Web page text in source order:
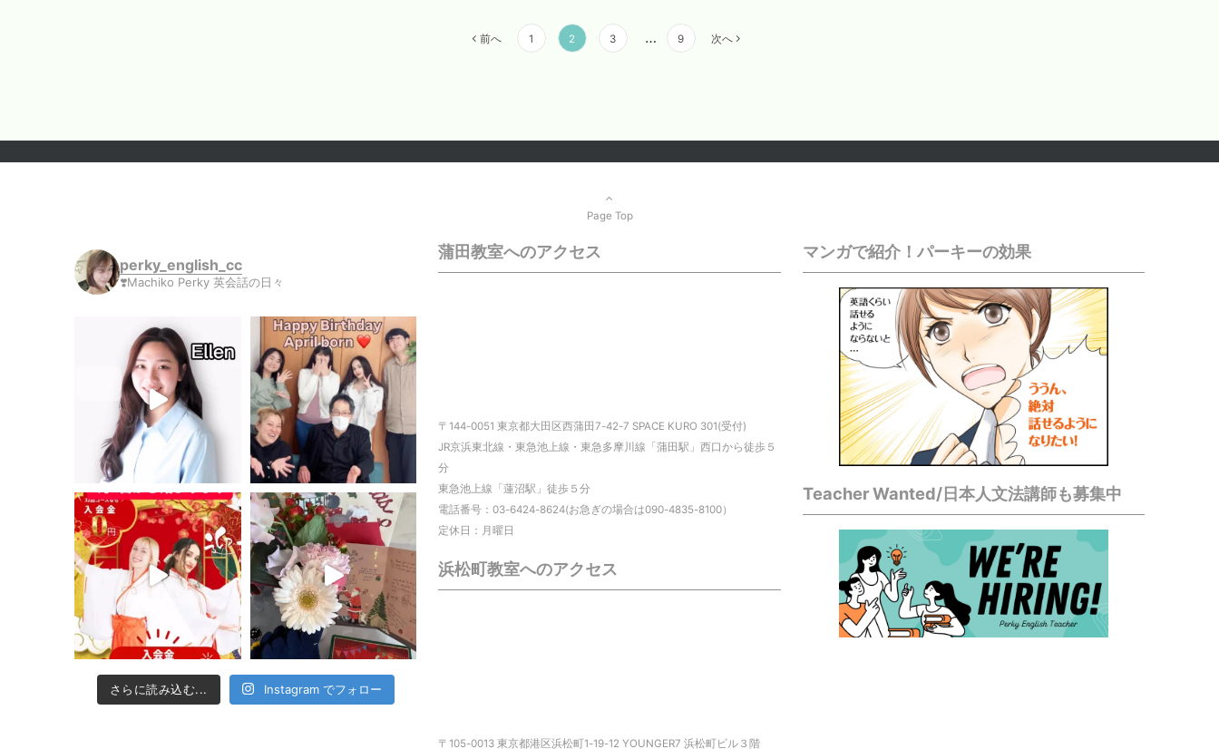
前へ 1 2 3 … 9 次へ
Page Top
perky_english_cc
❣️Machiko Perky 英会話の日々
さらに読み込む... Instagram でフォロー
蒲田教室へのアクセス
〒144-0051 東京都大田区西蒲田7-42-7 SPACE KURO 301(受付)
JR京浜東北線・東急池上線・東急多摩川線「蒲田駅」西口から徒歩５
分
東急池上線「蓮沼駅」徒歩５分
電話番号：03-6424-8624(お急ぎの場合は090-4835-8100）
定休日：月曜日
浜松町教室へのアクセス
〒105-0013 東京都港区浜松町1-19-12 YOUNGER7 浜松町ビル３階
マンガで紹介！パーキーの効果
Teacher Wanted/日本人文法講師も募集中